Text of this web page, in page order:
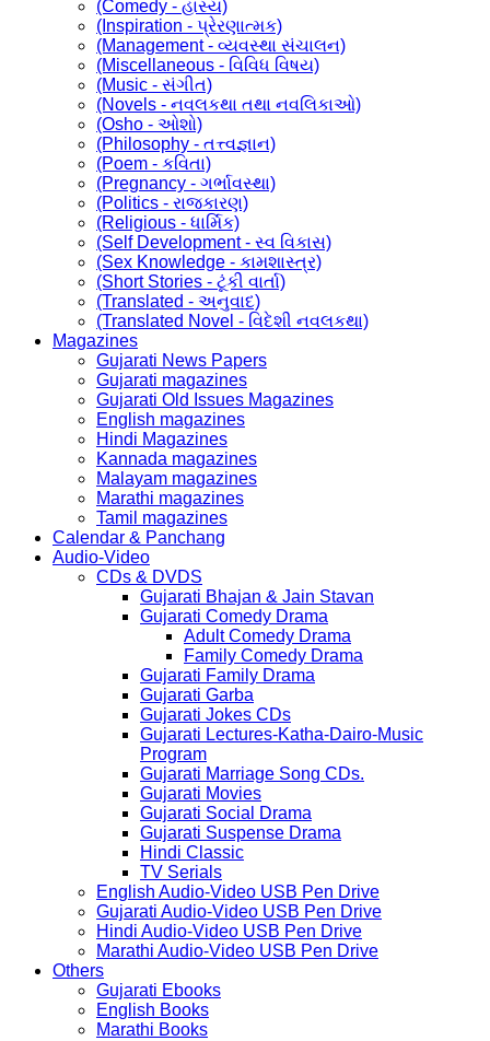
(Comedy - હાસ્ય)
(Inspiration - પ્રેરણાત્મક)
(Management - વ્યવસ્થા સંચાલન)
(Miscellaneous - વિવિધ વિષય)
(Music - સંગીત)
(Novels - નવલકથા તથા નવલિકાઓ)
(Osho - ઓશો)
(Philosophy - તત્ત્વજ્ઞાન)
(Poem - કવિતા)
(Pregnancy - ગર્ભાવસ્થા)
(Politics - રાજકારણ)
(Religious - ધાર્મિક)
(Self Development - સ્વ વિકાસ)
(Sex Knowledge - કામશાસ્ત્ર)
(Short Stories - ટૂંકી વાર્તા)
(Translated - અનુવાદ)
(Translated Novel - વિદેશી નવલકથા)
Magazines
Gujarati News Papers
Gujarati magazines
Gujarati Old Issues Magazines
English magazines
Hindi Magazines
Kannada magazines
Malayam magazines
Marathi magazines
Tamil magazines
Calendar & Panchang
Audio-Video
CDs & DVDS
Gujarati Bhajan & Jain Stavan
Gujarati Comedy Drama
Adult Comedy Drama
Family Comedy Drama
Gujarati Family Drama
Gujarati Garba
Gujarati Jokes CDs
Gujarati Lectures-Katha-Dairo-Music
Program
Gujarati Marriage Song CDs.
Gujarati Movies
Gujarati Social Drama
Gujarati Suspense Drama
Hindi Classic
TV Serials
English Audio-Video USB Pen Drive
Gujarati Audio-Video USB Pen Drive
Hindi Audio-Video USB Pen Drive
Marathi Audio-Video USB Pen Drive
Others
Gujarati Ebooks
English Books
Marathi Books